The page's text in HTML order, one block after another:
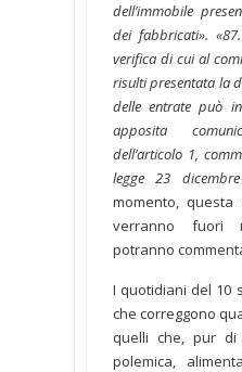
dell’immobile
dei fabbricati».
verifica di cui al
risulti presentata la
delle entrate può
apposita
dell’articolo 1,
legge 23
momento,
verranno fuori
potranno
I quotidiani del 10
che correggono
quelli che, pur
polemica,